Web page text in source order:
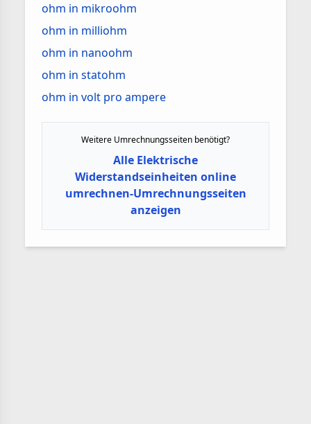
ohm in mikroohm
ohm in milliohm
ohm in nanoohm
ohm in statohm
ohm in volt pro ampere
Weitere Umrechnungsseiten benötigt?
Alle Elektrische
Widerstandseinheiten online
umrechnen-Umrechnungsseiten
anzeigen